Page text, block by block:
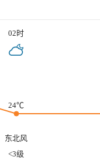
02时
24℃
东北风
<3级